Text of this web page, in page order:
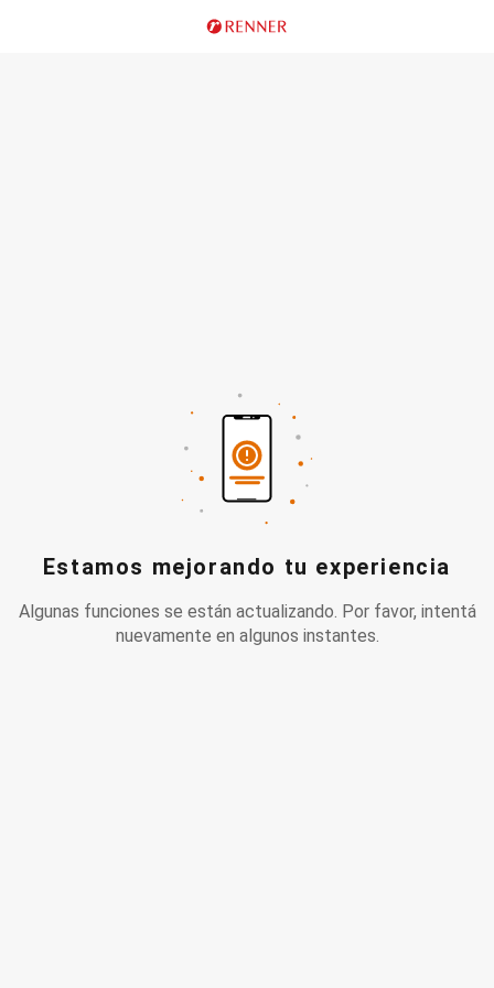
Estamos mejorando tu experiencia
Algunas funciones se están actualizando. Por favor, intentá
nuevamente en algunos instantes.